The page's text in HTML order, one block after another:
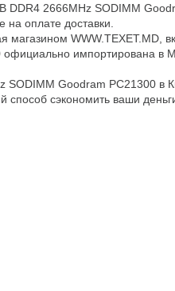
DDR4 2666MHz SODIMM
оплате доставки.
магазином WWW.TEXET.MD,
официально импортирована в
SODIMM Goodram PC21300 в
способ сэкономить ваши